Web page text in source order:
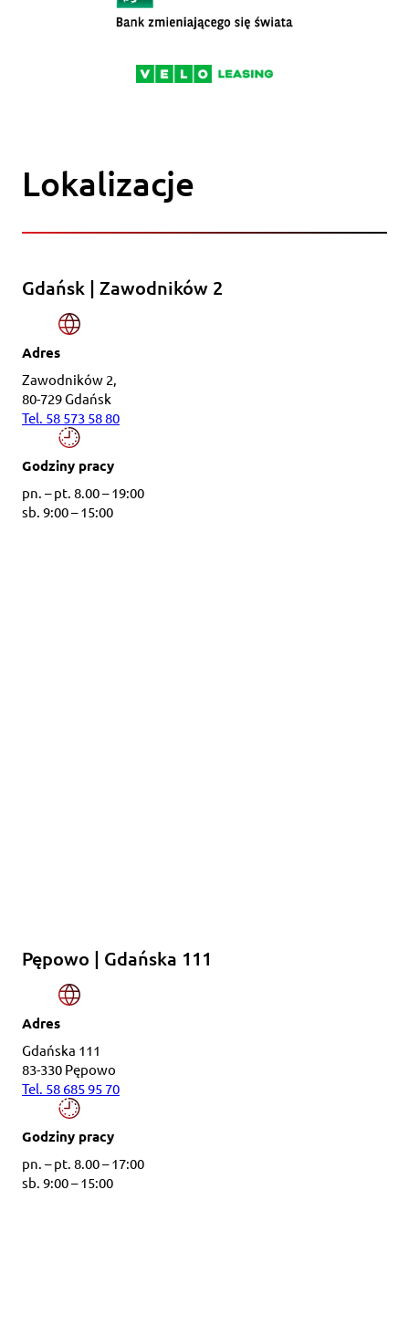
Lokalizacje
Gdańsk | Zawodników 2
Adres
Zawodników 2,
80-729 Gdańsk
Tel. 58 573 58 80
Godziny pracy
pn. – pt. 8.00 – 19:00
sb. 9:00 – 15:00
Pępowo | Gdańska 111
Adres
Gdańska 111
83-330 Pępowo
Tel. 58 685 95 70
Godziny pracy
pn. – pt. 8.00 – 17:00
sb. 9:00 – 15:00